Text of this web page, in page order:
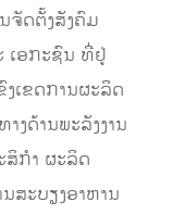
ຈັດຕັ້ງສັງຄົມ
ເອກະຊົນ ທີ່ຢູ່
ເຂດການຜະລິດ
ງດ້ານພະລັງງານ
ສິກຳ ຜະລິດ
ສະບຽງອາຫານ